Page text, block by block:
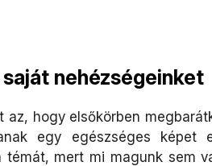
saját nehézségeinket
az, hogy elsőkörben
egy egészséges képet
mert mi magunk sem